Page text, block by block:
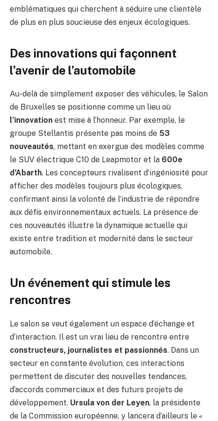
emblématiques qui cherchent à séduire une clientèle
de plus en plus soucieuse des enjeux écologiques.
Des innovations qui façonnent
l’avenir de l’automobile
Au-delà de simplement exposer des véhicules, le Salon
de Bruxelles se positionne comme un lieu où
l’innovation est mise à l’honneur. Par exemple, le
groupe Stellantis présente pas moins de 53
nouveautés, mettant en exergue des modèles comme
le SUV électrique C10 de Leapmotor et la 600e
d’Abarth. Les concepteurs rivalisent d’ingéniosité pour
afficher des modèles toujours plus écologiques,
confirmant ainsi la volonté de l’industrie de répondre
aux défis environnementaux actuels. La présence de
ces nouveautés illustre la dynamique actuelle qui
existe entre tradition et modernité dans le secteur
automobile.
Un événement qui stimule les
rencontres
Le salon se veut également un espace d’échange et
d’interaction. Il est un vrai lieu de rencontre entre
constructeurs, journalistes et passionnés. Dans un
secteur en constante évolution, ces interactions
permettent de discuter des nouvelles tendances,
d’accords commerciaux et des futurs projets de
développement. Ursula von der Leyen, la présidente
de la Commission européenne, y lancera d’ailleurs le «